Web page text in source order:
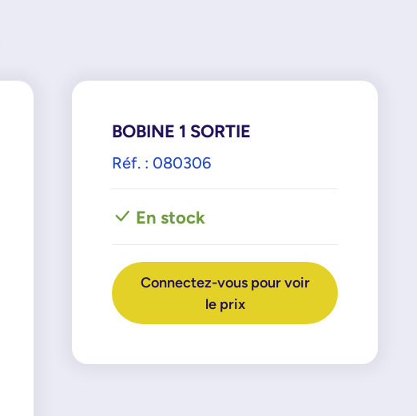
BOBINE 1 SORTIE
Réf. : 080306
En stock
Connectez-vous pour voir
le prix